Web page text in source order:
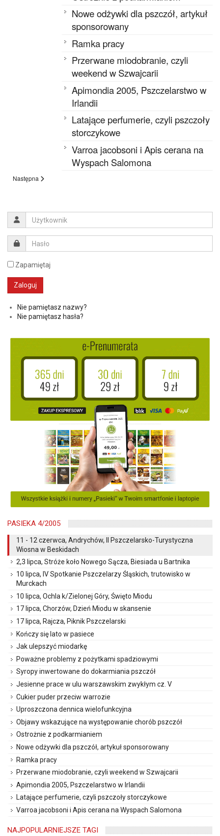
Nowe odżywki dla pszczół, artykuł
sponsorowany
Ramka pracy
Przerwane miodobranie, czyli
weekend w Szwajcarii
Apimondia 2005, Pszczelarstwo w
Irlandii
Latające perfumerie, czyli pszczoły
storczykowe
Varroa jacobsoni i Apis cerana na
Wyspach Salomona
Następna
Zapamiętaj
Nie pamiętasz nazwy?
Nie pamiętasz hasła?
PASIEKA 4/2005
11 - 12 czerwca, Andrychów, II Pszczelarsko-Turystyczna
Wiosna w Beskidach
2,3 lipca, Stróże koło Nowego Sącza, Biesiada u Bartnika
10 lipca, IV Spotkanie Pszczelarzy Śląskich, trutowisko w
Murckach
10 lipca, Ochla k/Zielonej Góry, Święto Miodu
17 lipca, Chorzów, Dzień Miodu w skansenie
17 lipca, Rajcza, Piknik Pszczelarski
Kończy się lato w pasiece
Jak ulepszyć miodarkę
Poważne problemy z pożytkami spadziowymi
Syropy inwertowane do dokarmiania pszczół
Jesienne prace w ulu warszawskim zwykłym cz. V
Cukier puder przeciw warrozie
Uproszczona dennica wielofunkcyjna
Objawy wskazujące na występowanie chorób pszczół
Ostrożnie z podkarmianiem
Nowe odżywki dla pszczół, artykuł sponsorowany
Ramka pracy
Przerwane miodobranie, czyli weekend w Szwajcarii
Apimondia 2005, Pszczelarstwo w Irlandii
Latające perfumerie, czyli pszczoły storczykowe
Varroa jacobsoni i Apis cerana na Wyspach Salomona
NAJPOPULARNIEJSZE TAGI